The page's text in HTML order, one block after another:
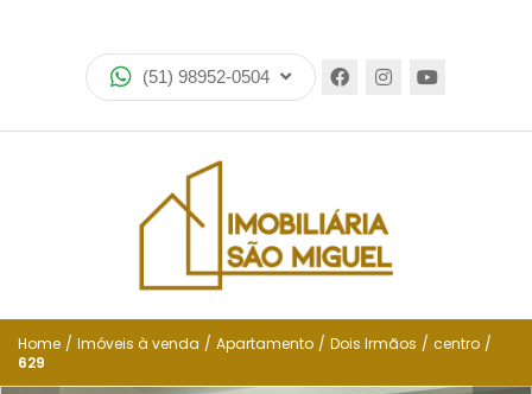
(51) 98952-0504
Imóveis
Encomende seu imóvel
Financiamento
Negocie seu imóvel
Home / Imóveis à venda / Apartamento / Dois Irmãos / centro /
629